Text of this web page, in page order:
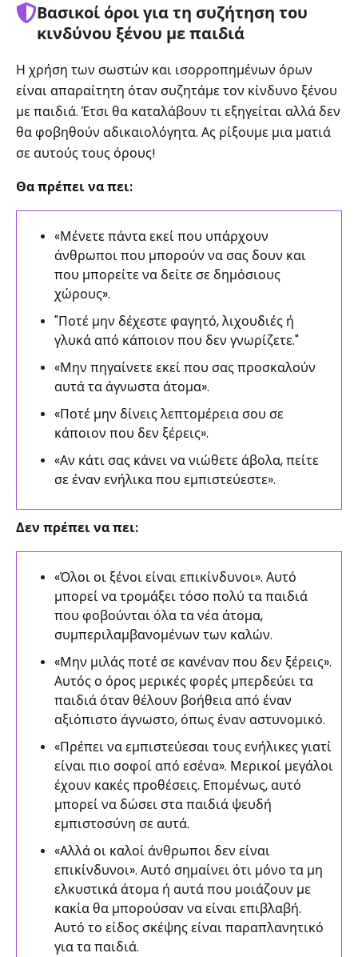
Βασικοί όροι για τη συζήτηση του
κινδύνου ξένου με παιδιά
Η χρήση των σωστών και ισορροπημένων όρων
είναι απαραίτητη όταν συζητάμε τον κίνδυνο ξένου
με παιδιά. Έτσι θα καταλάβουν τι εξηγείται αλλά δεν
θα φοβηθούν αδικαιολόγητα. Ας ρίξουμε μια ματιά
σε αυτούς τους όρους!
Θα πρέπει να πει:
«Μένετε πάντα εκεί που υπάρχουν
άνθρωποι που μπορούν να σας δουν και
που μπορείτε να δείτε σε δημόσιους
χώρους».
"Ποτέ μην δέχεστε φαγητό, λιχουδιές ή
γλυκά από κάποιον που δεν γνωρίζετε."
«Μην πηγαίνετε εκεί που σας προσκαλούν
αυτά τα άγνωστα άτομα».
«Ποτέ μην δίνεις λεπτομέρεια σου σε
κάποιον που δεν ξέρεις».
«Αν κάτι σας κάνει να νιώθετε άβολα, πείτε
σε έναν ενήλικα που εμπιστεύεστε».
Δεν πρέπει να πει:
«Όλοι οι ξένοι είναι επικίνδυνοι». Αυτό
μπορεί να τρομάξει τόσο πολύ τα παιδιά
που φοβούνται όλα τα νέα άτομα,
συμπεριλαμβανομένων των καλών.
«Μην μιλάς ποτέ σε κανέναν που δεν ξέρεις».
Αυτός ο όρος μερικές φορές μπερδεύει τα
παιδιά όταν θέλουν βοήθεια από έναν
αξιόπιστο άγνωστο, όπως έναν αστυνομικό.
«Πρέπει να εμπιστεύεσαι τους ενήλικες γιατί
είναι πιο σοφοί από εσένα». Μερικοί μεγάλοι
έχουν κακές προθέσεις. Επομένως, αυτό
μπορεί να δώσει στα παιδιά ψευδή
εμπιστοσύνη σε αυτά.
«Αλλά οι καλοί άνθρωποι δεν είναι
επικίνδυνοι». Αυτό σημαίνει ότι μόνο τα μη
ελκυστικά άτομα ή αυτά που μοιάζουν με
κακία θα μπορούσαν να είναι επιβλαβή.
Αυτό το είδος σκέψης είναι παραπλανητικό
για τα παιδιά.